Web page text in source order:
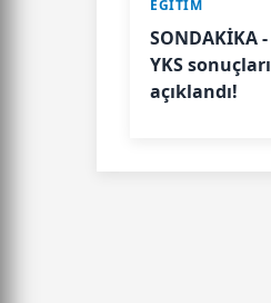
EĞİTİM
SONDAKİKA -
YKS sonuçları
açıklandı!